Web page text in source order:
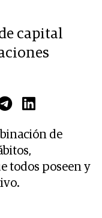
capital
de
todos poseen y